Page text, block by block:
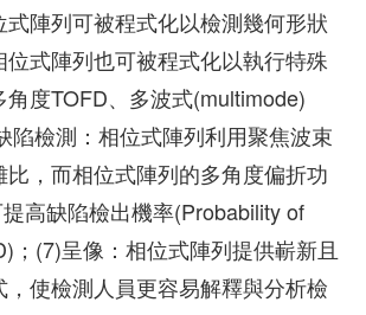
陣列可被程式化以檢測幾何形狀
式陣列也可被程式化以執行特殊
度TOFD、多波式(multimode)
陷檢測：相位式陣列利用聚焦波束
，而相位式陣列的多角度偏折功
高缺陷檢出機率(Probability of
；(7)呈像：相位式陣列提供嶄新且
使檢測人員更容易解釋與分析檢